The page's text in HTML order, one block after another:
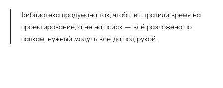
Библиотека продумана так, чтобы вы тратили время на
проектирование, а не на поиск — всё разложено по
папкам, нужный модуль всегда под рукой.